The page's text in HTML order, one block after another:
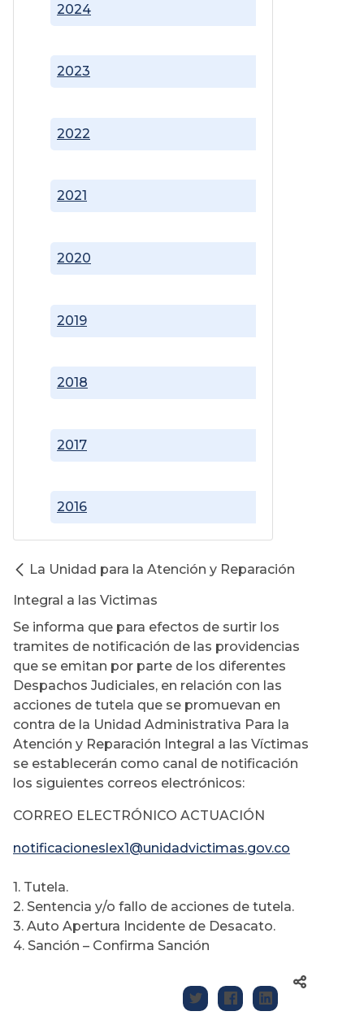
2016
2017
2018
2019
2020
2021
2022
2023
2024
La Unidad para la Atención y Reparación
Integral a las Victimas
Se informa que para efectos de surtir los
tramites de notificación de las providencias
que se emitan por parte de los diferentes
Despachos Judiciales, en relación con las
acciones de tutela que se promuevan en
contra de la Unidad Administrativa Para la
Atención y Reparación Integral a las Víctimas
se establecerán como canal de notificación
los siguientes correos electrónicos:
CORREO ELECTRÓNICO ACTUACIÓN
notificacioneslex1@unidadvictimas.gov.co
1. Tutela.
2. Sentencia y/o fallo de acciones de tutela.
3. Auto Apertura Incidente de Desacato.
4. Sanción – Confirma Sanción